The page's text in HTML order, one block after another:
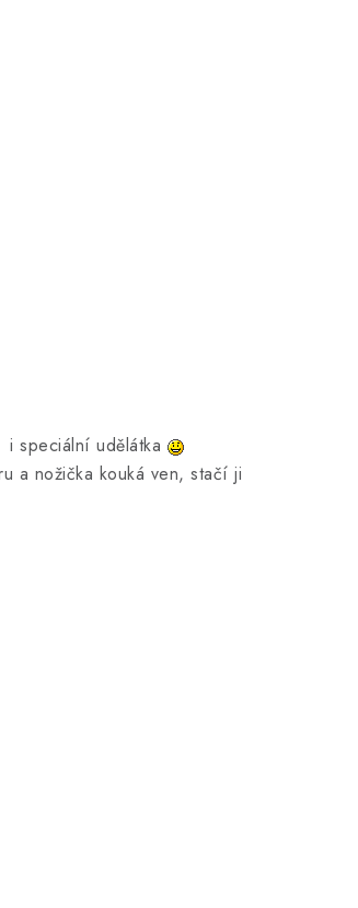
speciální udělátka
a nožička kouká ven, stačí ji